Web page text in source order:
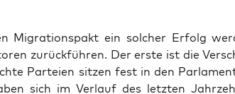
Migra­ti­ons­pakt ein sol­cher Erfolg
zurück­füh­ren. Der ers­te ist die
Par­tei­en sit­zen fest in den
sich im Ver­lauf des letz­ten